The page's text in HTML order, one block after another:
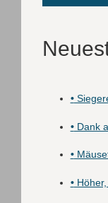
•
•Dank
•
•Höher,